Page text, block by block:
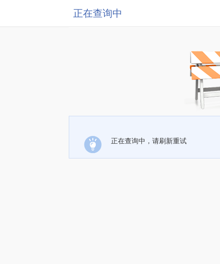
正在查询中
正在查询中，请刷新重试